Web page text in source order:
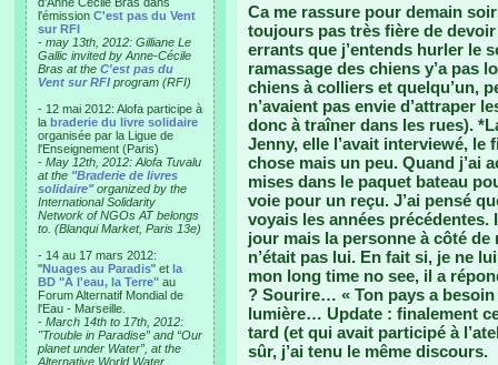
l'émission C'est pas du Vent
sur RFI
- may 13th, 2012: Gilliane Le
Gallic invited by Anne-Cécile
Bras at the C'est pas du
Vent sur RFI program (RFI)
- 12 mai 2012: Alofa participe à
la braderie du livre solidaire
organisée par la Ligue de
l'Enseignement (Paris)
- May 12th, 2012: Alofa Tuvalu
at the "Braderie de livres
solidaire"organized by the
International Solidarity
Network of NGOs AT belongs
to. (Blanqui Market, Paris 13e)
- 14 au 17 mars 2012:
"Nuages au Paradis" et la
BD "A l'eau, la Terre" au
Forum Alternatif Mondial de
l'Eau - Marseille.
- March 14th to 17th, 2012:
"Trouble in Paradise” and “Our
planet under Water”, at the
Alternative World Water
Ca me rassure pour demain
toujours pas très fière de
errants que j’entends hurler le
ramassage des chiens y’a pas
chiens à colliers et quelqu’un,
n’avaient pas envie d’attraper
donc à traîner dans les rues).
Jenny, elle l’avait interviewé,
chose mais un peu. Quand j’ai
mises dans le paquet bateau
voie pour un reçu. J’ai pensé
voyais les années précédentes.
jour mais la personne à côté de
n’était pas lui. En fait si, je ne
mon long time no see, il a
? Sourire… « Ton pays a
lumière… Update : finalement
tard (et qui avait participé à
sûr, j’ai tenu le même discours.